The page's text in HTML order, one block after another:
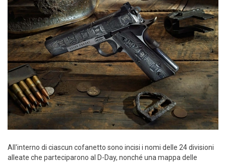
All'interno di ciascun cofanetto sono incisi i nomi delle 24 divisioni
alleate che parteciparono al D-Day, nonché una mappa delle